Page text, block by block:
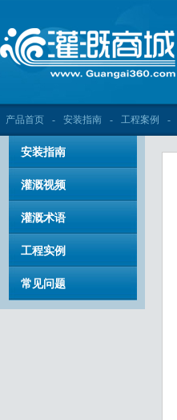
产品首页 - 安装指南 - 工程案例 -
安装指南
灌溉视频
灌溉术语
工程实例
常见问题